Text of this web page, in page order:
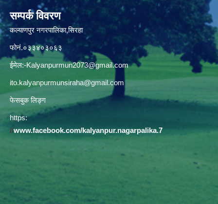
सम्पर्क विवरण
कल्याणपुर नगरपालिका,सिरहा
फोनं.०३३४०३०६३
ईमेल:-Kalyanpurmun2073@gmail.com
ito.kalyanpurmunsiraha@gmail.com
फेसबुक लिङ्ग
https:
//www.facebook.com/kalyanpur.nagarpalika.7